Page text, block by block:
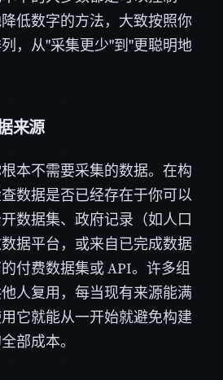
低数字的方法，大致按照你
，从"采集更少"到"更聪明地
来源
本不需要采集的数据。在构
数据是否已经存在于你可以
数据集、政府记录（如人口
据平台，或来自已完成数据
付费数据集或 API。许多组
人复用，每当现有来源能满
它就能从一开始就避免构建
部成本。